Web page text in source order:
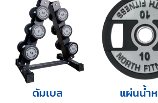
ดัมเบล แผ่นน้ำ